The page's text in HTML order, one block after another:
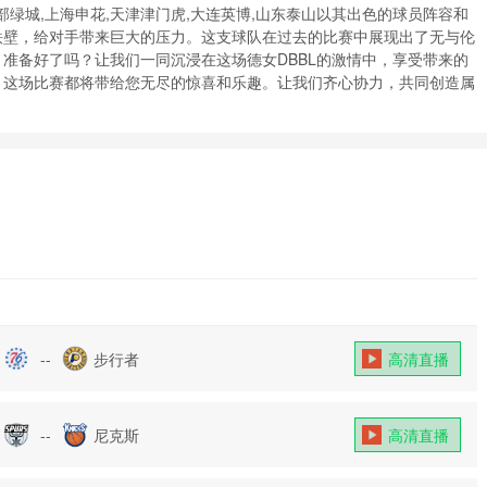
城,上海申花,天津津门虎,大连英博,山东泰山以其出色的球员阵容和
，给对手带来巨大的压力。这支球队在过去的比赛中展现出了无与伦
备好了吗？让我们一同沉浸在这场德女DBBL的激情中，享受带来的
场比赛都将带给您无尽的惊喜和乐趣。让我们齐心协力，共同创造属
-- 步行者 高清直播
-- 尼克斯 高清直播